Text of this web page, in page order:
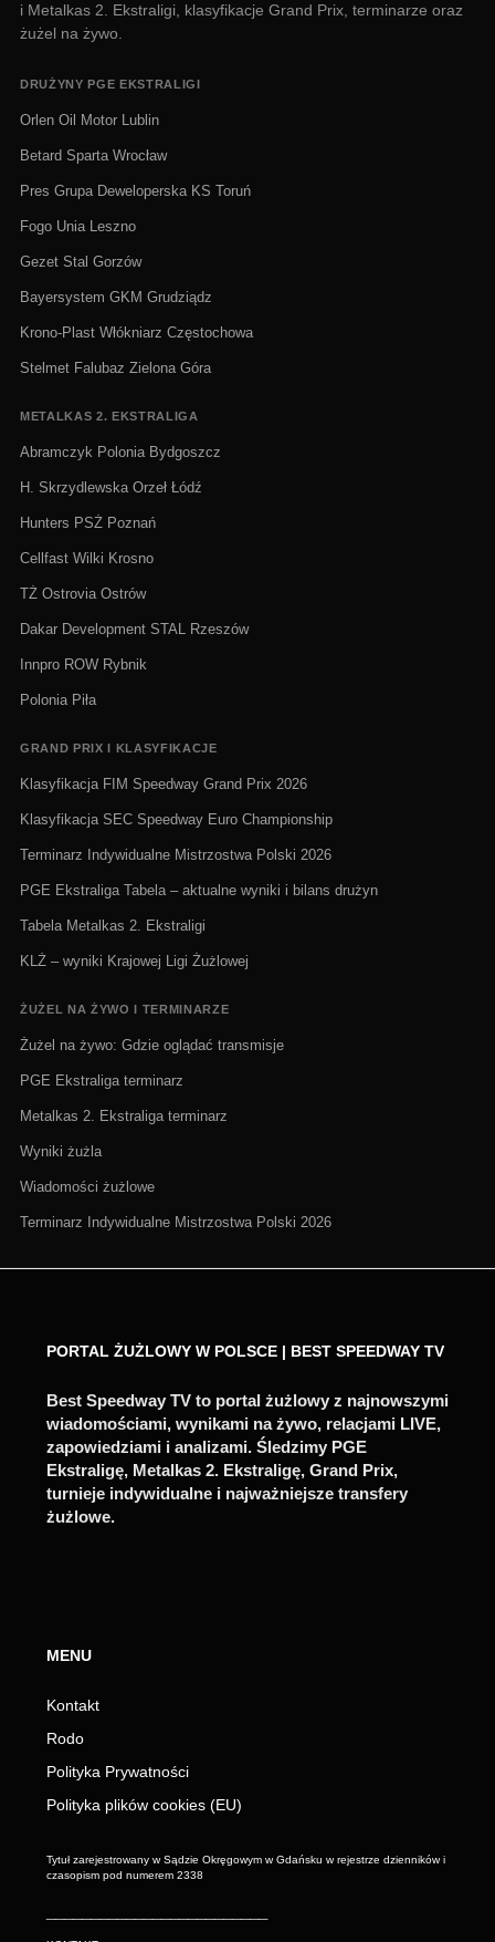
i Metalkas 2. Ekstraligi, klasyfikacje Grand Prix, terminarze oraz
żużel na żywo.
DRUŻYNY PGE EKSTRALIGI
Orlen Oil Motor Lublin
Betard Sparta Wrocław
Pres Grupa Deweloperska KS Toruń
Fogo Unia Leszno
Gezet Stal Gorzów
Bayersystem GKM Grudziądz
Krono-Plast Włókniarz Częstochowa
Stelmet Falubaz Zielona Góra
METALKAS 2. EKSTRALIGA
Abramczyk Polonia Bydgoszcz
H. Skrzydlewska Orzeł Łódź
Hunters PSŻ Poznań
Cellfast Wilki Krosno
TŻ Ostrovia Ostrów
Dakar Development STAL Rzeszów
Innpro ROW Rybnik
Polonia Piła
GRAND PRIX I KLASYFIKACJE
Klasyfikacja FIM Speedway Grand Prix 2026
Klasyfikacja SEC Speedway Euro Championship
Terminarz Indywidualne Mistrzostwa Polski 2026
PGE Ekstraliga Tabela – aktualne wyniki i bilans drużyn
Tabela Metalkas 2. Ekstraligi
KLŻ – wyniki Krajowej Ligi Żużlowej
ŻUŻEL NA ŻYWO I TERMINARZE
Żużel na żywo: Gdzie oglądać transmisje
PGE Ekstraliga terminarz
Metalkas 2. Ekstraliga terminarz
Wyniki żużla
Wiadomości żużlowe
Terminarz Indywidualne Mistrzostwa Polski 2026
PORTAL ŻUŻLOWY W POLSCE | BEST SPEEDWAY TV
Best Speedway TV to portal żużlowy z najnowszymi
wiadomościami, wynikami na żywo, relacjami LIVE,
zapowiedziami i analizami. Śledzimy PGE
Ekstraligę, Metalkas 2. Ekstraligę, Grand Prix,
turnieje indywidualne i najważniejsze transfery
żużlowe.
MENU
Kontakt
Rodo
Polityka Prywatności
Polityka plików cookies (EU)
Tytuł zarejestrowany w Sądzie Okręgowym w Gdańsku w rejestrze dzienników i
czasopism pod numerem 2338